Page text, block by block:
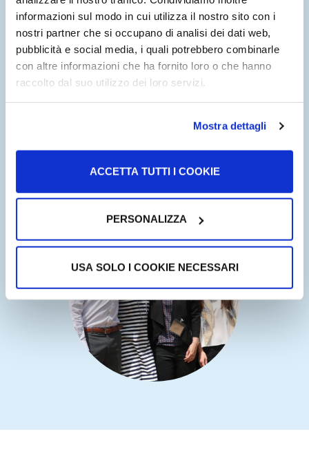
informazioni sul modo in cui utilizza il nostro sito con i
nostri partner che si occupano di analisi dei dati web,
pubblicità e social media, i quali potrebbero combinarle
con altre informazioni che ha fornito loro o che hanno
raccolto dal suo utilizzo dei loro servizi.
Mostra dettagli
ACCETTA TUTTI I COOKIE
PERSONALIZZA
USA SOLO I COOKIE NECESSARI
importante per i nuovi arrivati e nel corso degli anni si
arricchisce di servizi e contenuti.
Oggi USAHello è una piattaforma digitale che nel 2019 ha
registrato più di 800.000 utenti e rappresenta il più vasto
ItaliaHello è un progetto di USAHello. Partire da questa
esperienza di successo e declinarla nel contesto italiano